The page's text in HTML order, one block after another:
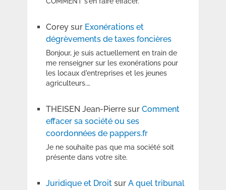
Coreysur Exonérations et
dégrèvements de taxes foncières
Bonjour, je suis actuellement en train de
me renseigner sur les exonérations pour
les locaux d'entreprises et les jeunes
agriculteurs.…
THEISEN Jean-Pierresur Comment
effacer sa société ou ses
coordonnées de pappers.fr
Je ne souhaite pas que ma société soit
présente dans votre site.
Juridique et Droitsur A quel tribunal